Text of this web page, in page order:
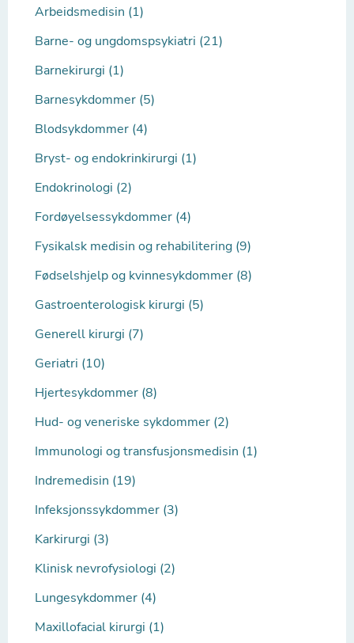
Arbeidsmedisin (1)
Barne- og ungdomspsykiatri (21)
Barnekirurgi (1)
Barnesykdommer (5)
Blodsykdommer (4)
Bryst- og endokrinkirurgi (1)
Endokrinologi (2)
Fordøyelsessykdommer (4)
Fysikalsk medisin og rehabilitering (9)
Fødselshjelp og kvinnesykdommer (8)
Gastroenterologisk kirurgi (5)
Generell kirurgi (7)
Geriatri (10)
Hjertesykdommer (8)
Hud- og veneriske sykdommer (2)
Immunologi og transfusjonsmedisin (1)
Indremedisin (19)
Infeksjonssykdommer (3)
Karkirurgi (3)
Klinisk nevrofysiologi (2)
Lungesykdommer (4)
Maxillofacial kirurgi (1)